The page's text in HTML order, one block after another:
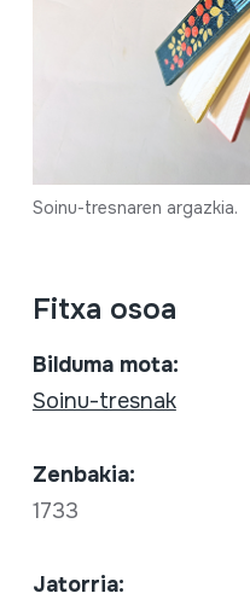
Soinu-tresnaren argazkia.
Fitxa osoa
Bilduma mota:
Soinu-tresnak
Zenbakia:
1733
Jatorria: